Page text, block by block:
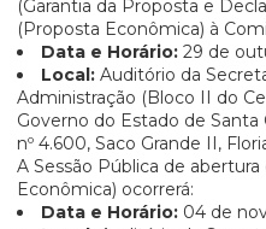
(Garantia da Proposta e
(Proposta Econômica) à
Data e Horário: 29 de
Local: Auditório da
Administração (Bloco II do
Governo do Estado de Santa
nº 4.600, Saco Grande II,
A Sessão Pública de
Econômica) ocorrerá:
Data e Horário: 04 de